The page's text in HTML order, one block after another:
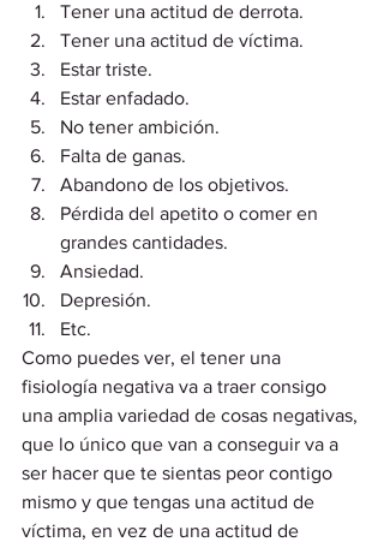
Tener una actitud de derrota.
Tener una actitud de víctima.
Estar triste.
Estar enfadado.
No tener ambición.
Falta de ganas.
Abandono de los objetivos.
Pérdida del apetito o comer en
grandes cantidades.
Ansiedad.
Depresión.
Etc.
Como puedes ver, el tener una
fisiología negativa va a traer consigo
una amplia variedad de cosas negativas,
que lo único que van a conseguir va a
ser hacer que te sientas peor contigo
mismo y que tengas una actitud de
víctima, en vez de una actitud de